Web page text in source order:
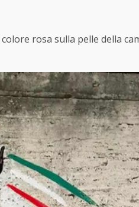
rosa sulla pelle della